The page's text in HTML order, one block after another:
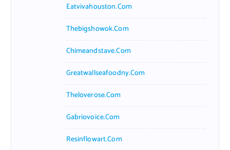
Eatvivahouston.com
Thebigshowok.com
Chimeandstave.com
Greatwallseafoodny.com
Theloverose.com
Gabriovoice.com
Resinflowart.com